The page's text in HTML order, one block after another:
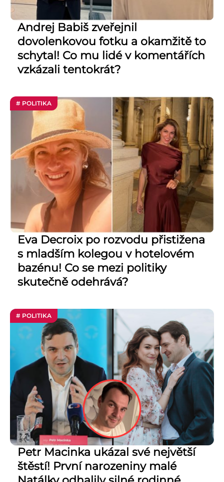
Andrej Babiš zveřejnil
dovolenkovou fotku a okamžitě to
schytal! Co mu lidé v komentářích
vzkázali tentokrát?
# POLITIKA
Eva Decroix po rozvodu přistižena
s mladším kolegou v hotelovém
bazénu! Co se mezi politiky
skutečně odehrává?
# POLITIKA
Petr Macinka ukázal své největší
štěstí! První narozeniny malé